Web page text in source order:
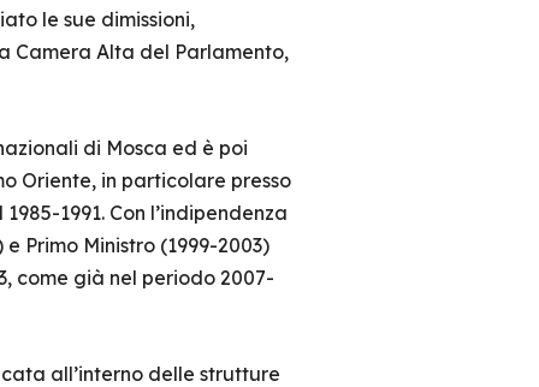
le sue dimissioni,
Camera Alta del Parlamento,
di Mosca ed è poi
Oriente, in particolare presso
1991. Con l’indipendenza
Primo Ministro (1999-2003)
come già nel periodo 2007-
all’interno delle strutture